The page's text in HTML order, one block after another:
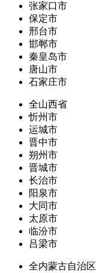
张家口市
保定市
邢台市
邯郸市
秦皇岛市
唐山市
石家庄市
全山西省
忻州市
运城市
晋中市
朔州市
晋城市
长治市
阳泉市
大同市
太原市
临汾市
吕梁市
全内蒙古自治区